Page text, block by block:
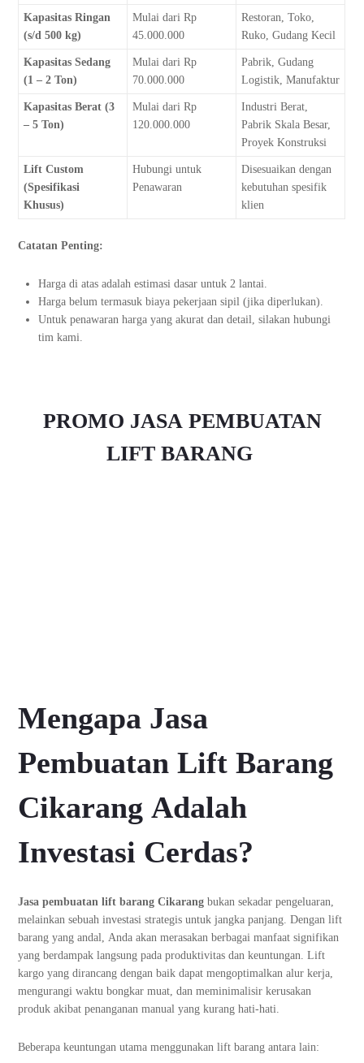
Kapasitas Ringan
(s/d 500 kg)
Mulai dari Rp
45.000.000
Restoran, Toko,
Ruko, Gudang Kecil
Kapasitas Sedang
(1 – 2 Ton)
Mulai dari Rp
70.000.000
Pabrik, Gudang
Logistik, Manufaktur
Kapasitas Berat (3
– 5 Ton)
Mulai dari Rp
120.000.000
Industri Berat,
Pabrik Skala Besar,
Proyek Konstruksi
Lift Custom
(Spesifikasi
Khusus)
Hubungi untuk
Penawaran
Disesuaikan dengan
kebutuhan spesifik
klien
Catatan Penting:
Harga di atas adalah estimasi dasar untuk 2 lantai.
Harga belum termasuk biaya pekerjaan sipil (jika diperlukan).
Untuk penawaran harga yang akurat dan detail, silakan hubungi
tim kami.
PROMO JASA PEMBUATAN
LIFT BARANG
Mengapa Jasa
Pembuatan Lift Barang
Cikarang Adalah
Investasi Cerdas?
Jasa pembuatan lift barang Cikarangbukan sekadar pengeluaran,
melainkan sebuah investasi strategis untuk jangka panjang. Dengan lift
barang yang andal, Anda akan merasakan berbagai manfaat signifikan
yang berdampak langsung pada produktivitas dan keuntungan. Lift
kargo yang dirancang dengan baik dapat mengoptimalkan alur kerja,
mengurangi waktu bongkar muat, dan meminimalisir kerusakan
produk akibat penanganan manual yang kurang hati-hati.
Beberapa keuntungan utama menggunakan lift barang antara lain: